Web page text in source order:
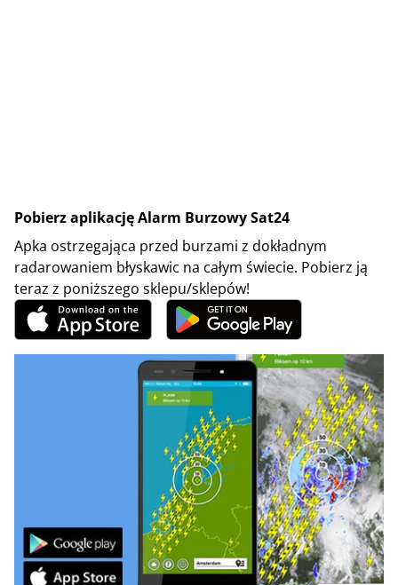
Pobierz aplikację Alarm Burzowy Sat24
Apka ostrzegająca przed burzami z dokładnym
radarowaniem błyskawic na całym świecie. Pobierz ją
teraz z poniższego sklepu/sklepów!